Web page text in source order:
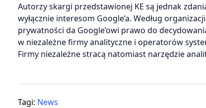
Autorzy skargi przedstawionej KE są jednak
wyłącznie interesom Google’a. Według
prywatności da Google’owi prawo do
w niezależne firmy analityczne i operatorów
Firmy niezależne stracą natomiast narzędzie
Tagi: News